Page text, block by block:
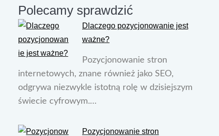
Polecamy sprawdzić
Dlaczego pozycjonowanie jest
ważne?
Pozycjonowanie stron
internetowych, znane również jako SEO,
odgrywa niezwykle istotną rolę w dzisiejszym
świecie cyfrowym.…
Pozycjonowanie stron